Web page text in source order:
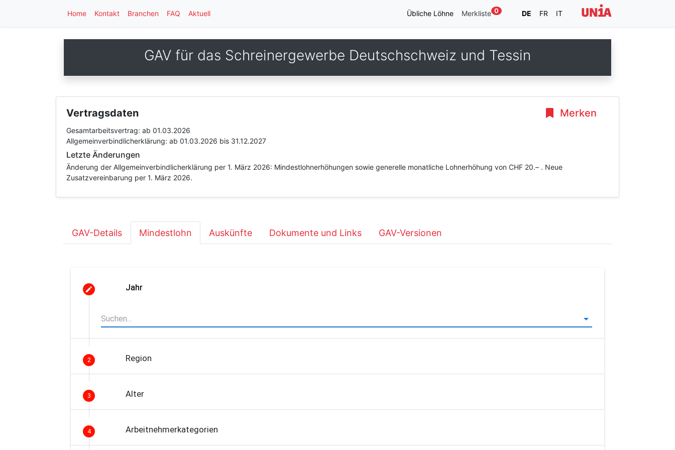
Home Kontakt Branchen FAQ Aktuell Übliche Löhne Merkliste 0 DE FR IT
GAV für das Schreinergewerbe Deutschschweiz und Tessin
Merken
Vertragsdaten
Gesamtarbeitsvertrag: ab 01.03.2026
Allgemeinverbindlicherklärung: ab 01.03.2026 bis 31.12.2027
Letzte Änderungen
Änderung der Allgemeinverbindlicherklärung per 1. März 2026: Mindestlohnerhöhungen sowie generelle monatliche Lohnerhöhung von CHF 20.– . Neue
Zusatzvereinbarung per 1. März 2026.
GAV-Details Mindestlohn Auskünfte Dokumente und Links GAV-Versionen
Jahr
2 Region
3 Alter
4 Arbeitnehmerkategorien